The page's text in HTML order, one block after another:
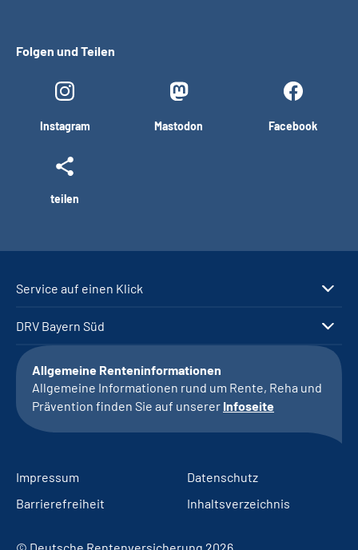
Folgen und Teilen
Instagram Mastodon Facebook
teilen
Service auf einen Klick
DRV Bayern Süd
Allgemeine Renteninformationen
Allgemeine Informationen rund um Rente, Reha und
Prävention finden Sie auf unserer Infoseite
Impressum
Datenschutz
Barrierefreiheit
Inhaltsverzeichnis